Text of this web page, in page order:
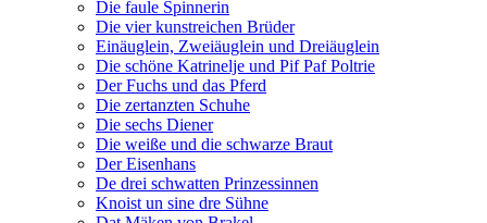
Die faule Spinnerin
Die vier kunstreichen Brüder
Einäuglein, Zweiäuglein und Dreiäuglein
Die schöne Katrinelje und Pif Paf Poltrie
Der Fuchs und das Pferd
Die zertanzten Schuhe
Die sechs Diener
Die weiße und die schwarze Braut
Der Eisenhans
De drei schwatten Prinzessinnen
Knoist un sine dre Sühne